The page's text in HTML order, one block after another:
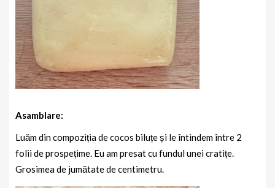
Asamblare:
Luăm din compoziția de cocos biluțe și le întindem între 2
folii de prospețime. Eu ampresat cu fundul unei cratițe.
Grosimea de jumătate de centimetru.